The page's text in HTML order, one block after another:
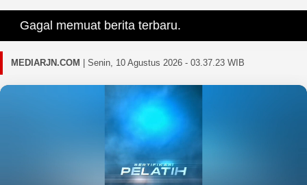
Gagal memuat berita terbaru.
MEDIARJN.COM Senin, 10 Agustus 2026 - 03.37.25 WIB